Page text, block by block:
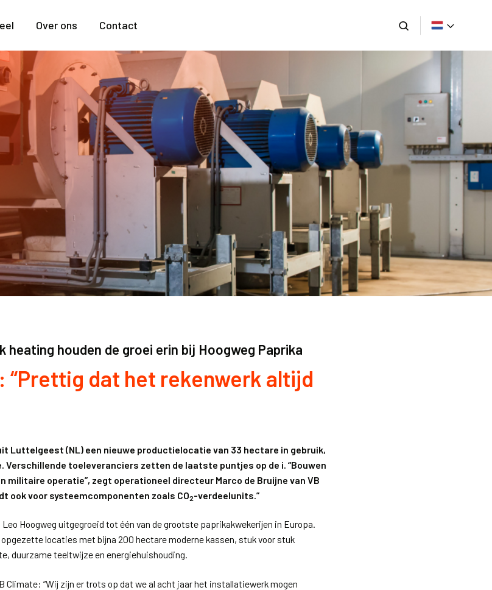
Over ons Contact
heating houden de groei erin bij Hoogweg Paprika
“Prettig dat het rekenwerk altijd
Luttelgeest (NL) een nieuwe productielocatie van 33 hectare in gebruik,
toeleveranciers zetten de laatste puntjes op de i. “Bouwen
militaire operatie”, zegt operationeel directeur Marco de Bruijne van VB
ook voor systeemcomponenten zoals CO2-verdeelunits.”
Hoogweg uitgegroeid tot één van de grootste paprikakwekerijen in Europa.
locaties met bijna 200 hectare moderne kassen, stuk voor stuk
duurzame teeltwijze en energiehuishouding.
Climate: “Wij zijn er trots op dat we al acht jaar het installatiewerk mogen